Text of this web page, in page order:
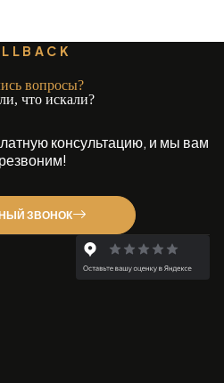
вопросы?
что искали?
консультацию, и мы вам
ЗВОНОК